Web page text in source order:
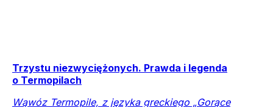
Trzystu niezwyciężonych. Prawda i legenda
o Termopilach
Wąwóz Termopile, z języka greckiego „Gorące